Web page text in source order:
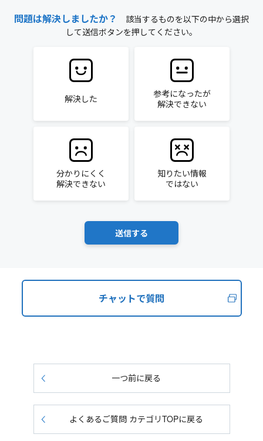
問題は解決しましたか？
該当するものを以下の中から選択
して送信ボタンを押してください。
解決した
参考になったが
解決できない
分かりにくく
解決できない
知りたい情報
ではない
チャットで質問
一つ前に戻る
よくあるご質問 カテゴリTOPに戻る